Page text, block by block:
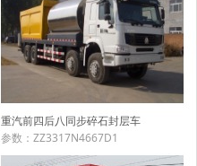
重汽前四后八同步碎石封层车
参数：ZZ3317N4667D1